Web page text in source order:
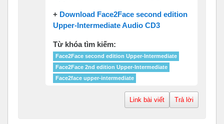
+ Download Face2Face second edition
Upper-Intermediate Audio CD3
Từ khóa tìm kiếm:
Face2Face second edition Upper-Intermediate
Face2Face 2nd edition Upper-Intermediate
Face2face upper-intermediate
Link bài viết Trả lời